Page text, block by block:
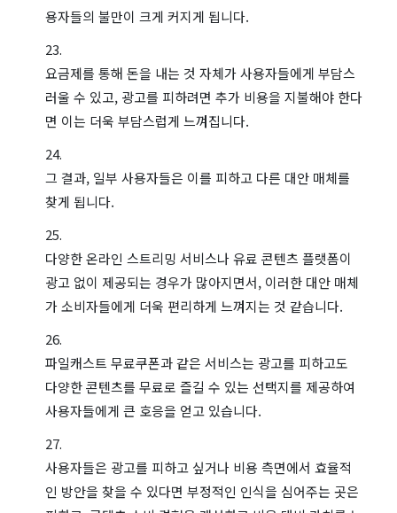
용자들의 불만이 크게 커지게 됩니다.
요금제를 통해 돈을 내는 것 자체가 사용자들에게 부담스
러울 수 있고, 광고를 피하려면 추가 비용을 지불해야 한다
면 이는 더욱 부담스럽게 느껴집니다.
그 결과, 일부 사용자들은 이를 피하고 다른 대안 매체를
찾게 됩니다.
다양한 온라인 스트리밍 서비스나 유료 콘텐츠 플랫폼이
광고 없이 제공되는 경우가 많아지면서, 이러한 대안 매체
가 소비자들에게 더욱 편리하게 느껴지는 것 같습니다.
파일캐스트 무료쿠폰과 같은 서비스는 광고를 피하고도
다양한 콘텐츠를 무료로 즐길 수 있는 선택지를 제공하여
사용자들에게 큰 호응을 얻고 있습니다.
사용자들은 광고를 피하고 싶거나 비용 측면에서 효율적
인 방안을 찾을 수 있다면 부정적인 인식을 심어주는 곳은